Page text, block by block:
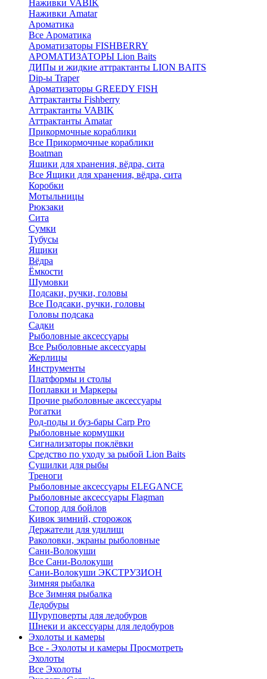
Наживки VABIK
Наживки Amatar
Ароматика
Все Ароматика
Ароматизаторы FISHBERRY
АРОМАТИЗАТОРЫ Lion Baits
ДИПы и жидкие аттрактанты LION BAITS
Dip-ы Traper
Ароматизаторы GREEDY FISH
Аттрактанты Fishberry
Аттрактанты VABIK
Аттрактанты Amatar
Прикормочные кораблики
Все Прикормочные кораблики
Boatman
Ящики для хранения, вёдра, сита
Все Ящики для хранения, вёдра, сита
Коробки
Мотыльницы
Рюкзаки
Сита
Сумки
Тубусы
Ящики
Вёдра
Ёмкости
Шумовки
Подсаки, ручки, головы
Все Подсаки, ручки, головы
Головы подсака
Садки
Рыболовные аксессуары
Все Рыболовные аксессуары
Жерлицы
Инструменты
Платформы и столы
Поплавки и Маркеры
Прочие рыболовные аксессуары
Рогатки
Род-поды и буз-бары Carp Pro
Рыболовные кормушки
Сигнализаторы поклёвки
Средство по уходу за рыбой Lion Baits
Сушилки для рыбы
Треноги
Рыболовные аксессуары ELEGANCE
Рыболовные аксессуары Flagman
Стопор для бойлов
Кивок зимний, сторожок
Держатели для удилищ
Раколовки, экраны рыболовные
Сани-Волокуши
Все Сани-Волокуши
Сани-Волокуши ЭКСТРУЗИОН
Зимняя рыбалка
Все Зимняя рыбалка
Ледобуры
Шуруповерты для ледобуров
Шнеки и аксессуары для ледобуров
Эхолоты и камеры
Все - Эхолоты и камеры Просмотреть
Эхолоты
Все Эхолоты